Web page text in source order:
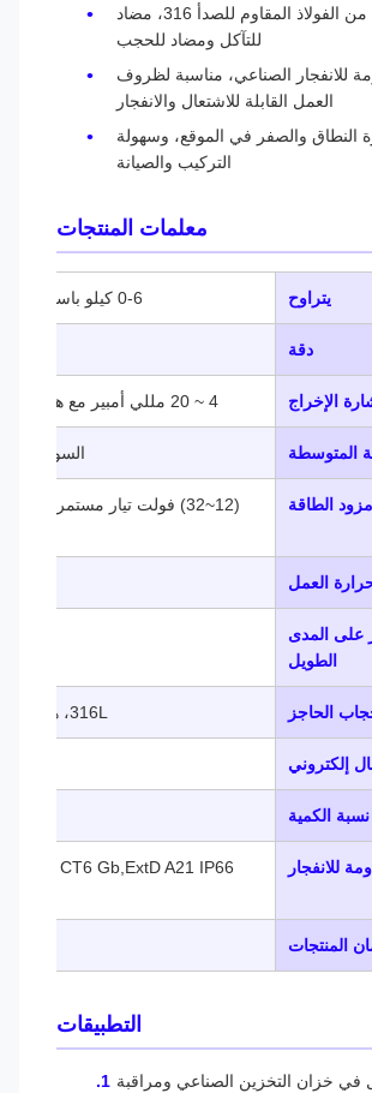
غشاء شفة من الفولاذ المقاوم للصدأ 316، مضاد
للتآكل ومضاد للحجب
الصناعي، مناسبة لظروف
العمل القابلة للاشتعال والانفجار
والصفر في الموقع، وسهولة
التركيب والصيانة
معلمات المنتجات
يتراوح
السوائل أو
الطويل
Ga,Exd ll CT6 Gb,ExtD A21 IP66
التطبيقات
التخزين الصناعي ومراقبة